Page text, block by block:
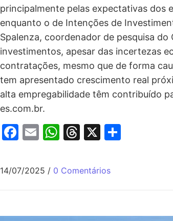
principalmente pelas expectativas dos
enquanto o de Intenções de
Spalenza, coordenador de pesquisa
investimentos, apesar das incertezas
contratações, mesmo que de forma
tem apresentado crescimento real
alta empregabilidade têm contribuído
es.com.br.
Facebook
EmailWhatsApp
Threads
X
14/07/2025 / 0 Comentários